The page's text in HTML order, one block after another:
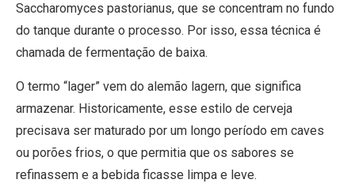
Saccharomyces pastorianus, que se concentram no fundo
do tanque durante o processo. Por isso, essa técnica é
chamada de fermentação de baixa.
O termo “lager” vem do alemão lagern, que significa
armazenar. Historicamente, esse estilo de cerveja
precisava ser maturado por um longo período em caves
ou porões frios, o que permitia que os sabores se
refinassem e a bebida ficasse limpa e leve.